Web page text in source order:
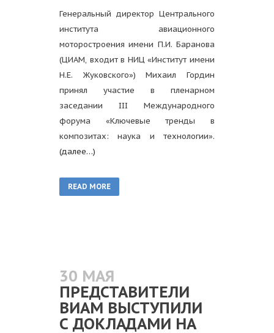
Генеральный директор Центрального
института авиационного
моторостроения имени П.И. Баранова
(ЦИАМ, входит в НИЦ «Институт имени
Н.Е. Жуковского») Михаил Гордин
принял участие в пленарном
заседании III Международного
форума «Ключевые тренды в
композитах: наука и технологии».
(далее…)
READ MORE
30 МАЯ
ПРЕДСТАВИТЕЛИ
ВИАМ ВЫСТУПИЛИ
С ДОКЛАДАМИ НА